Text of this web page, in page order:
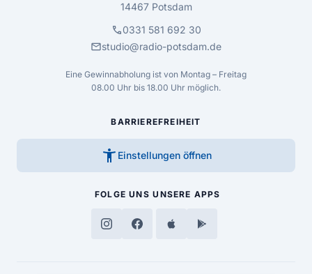
14467 Potsdam
call0331 581 692 30
mailstudio@radio-potsdam.de
Eine Gewinnabholung ist von Montag – Freitag
08.00 Uhr bis 18.00 Uhr möglich.
BARRIEREFREIHEIT
accessibility_new Einstellungen öffnen
FOLGE UNS UNSERE APPS